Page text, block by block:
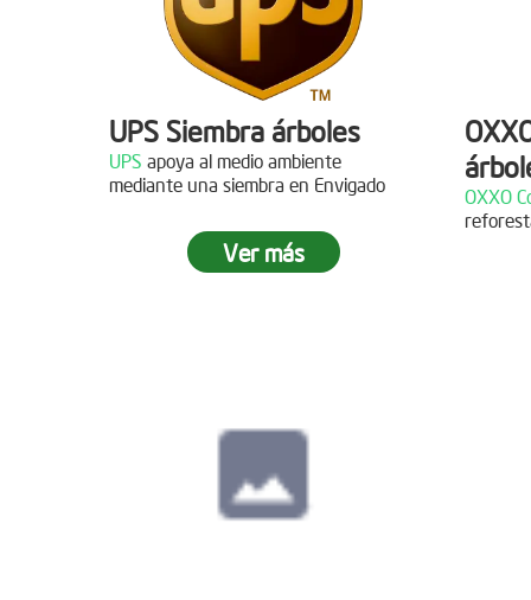
Descripción
¡Gracias al Grupo NW por
acompañarnos en nuestras jornadas
de reforestación!
04 de Diciembre de
UPS Siembra árboles
UPS apoya al medio ambiente
mediante una siembra en Envigado
Ver más
OXXO